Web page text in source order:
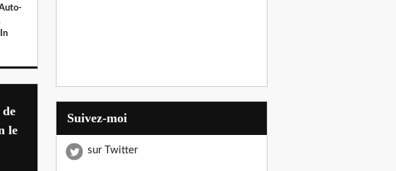
le
Suivez-moi
sur Twitter